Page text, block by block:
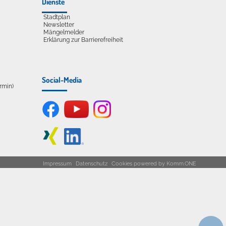
Stadtplan
Newsletter
Mängelmelder
Erklärung zur Barrierefreiheit
Social-Media
Impressum Datenschutz Cookies powered by Komm.ONE